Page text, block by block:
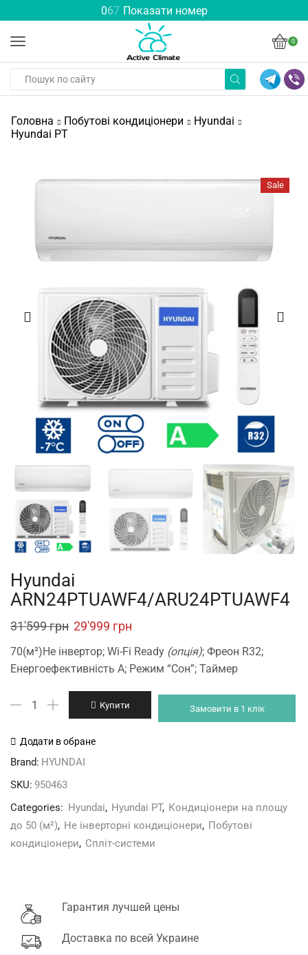
067 Показати номер
0
Головна Побутові кондиціонери
Hyundai
Hyundai PT
Sale
Hyundai
ARN24PTUAWF4/ARU24PTUAWF4
31'599грн Original
was:
29'999 грн
price
is:
70(м²)Не інвертор; Wi-Fi Ready (опція); Фреон R32;
Енергоефективність A; Режим “Сон”; Таймер
Hyundai
ARN24PTUAWF4/ARU24PTUAWF4
кількість
Купити Замовити в 1 клік
Додати в обране
Brand: HYUNDAI
SKU: 950463
Categories: Hyundai, Hyundai PT, Кондиціонери на площу
до 50 (м²), Не інверторні кондиціонери, Побутові
кондиціонери, Спліт-системи
Гарантия лучшей цены
Доставка по всей Украине